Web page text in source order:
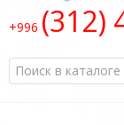
+996 (312)